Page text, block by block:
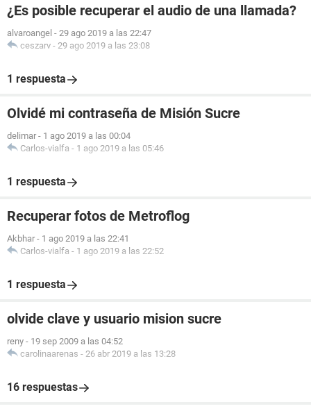
¿Es posible recuperar el audio de una llamada?
alvaroangel - 29 ago 2019 a las 22:47
ceszarv - 29 ago 2019 a las 23:08
1 respuesta
Olvidé mi contraseña de Misión Sucre
delimar - 1 ago 2019 a las 00:04
Carlos-vialfa - 1 ago 2019 a las 05:46
1 respuesta
Recuperar fotos de Metroflog
Akbhar - 1 ago 2019 a las 22:41
Carlos-vialfa - 1 ago 2019 a las 22:52
1 respuesta
olvide clave y usuario mision sucre
reny - 19 sep 2009 a las 04:52
carolinaarenas - 26 abr 2019 a las 13:28
16 respuestas